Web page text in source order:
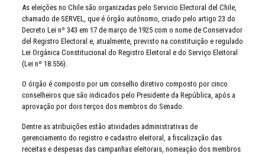
As eleições no Chile são organizadas pelo Servicio Electoral del Chile,
chamado de SERVEL, que é órgão autônomo, criado pelo artigo 23 do
Decreto Lei nº 343 em 17 de março de 1925 com o nome de Conservador
del Registro Electoral e, atualmente, previsto na constituição e regulado
Lei Orgânica Constitucional do Registro Eleitoral e do Serviço Eleitoral
(Lei nº 18.556).
O órgão é composto por um conselho diretivo composto por cinco
conselheiros que são indicados pelo Presidente da República, após a
aprovação por dois terços dos membros do Senado.
Dentre as atribuições estão atividades administrativas de
gerenciamento do registro e cadastro eleitoral, a fiscalização das
receitas e despesas das campanhas eleitorais, nomeação dos membros